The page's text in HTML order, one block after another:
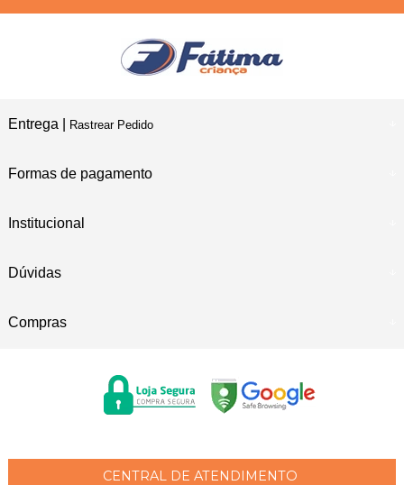
Entrega | Rastrear Pedido
Formas de pagamento
Institucional
Dúvidas
Compras
CENTRAL DE ATENDIMENTO